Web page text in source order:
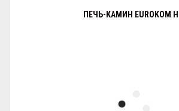
ПЕЧЬ-КАМИН EUROKOM